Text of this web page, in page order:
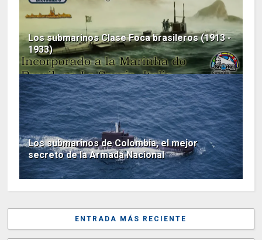
Los submarinos Clase Foca brasileros (1913 -
1933)
Los submarinos de Colombia, el mejor
secreto de la Armada Nacional
ENTRADA MÁS RECIENTE